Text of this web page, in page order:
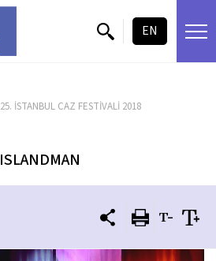
EN
25. İSTANBUL CAZ FESTİVALİ 2018
ISLANDMAN